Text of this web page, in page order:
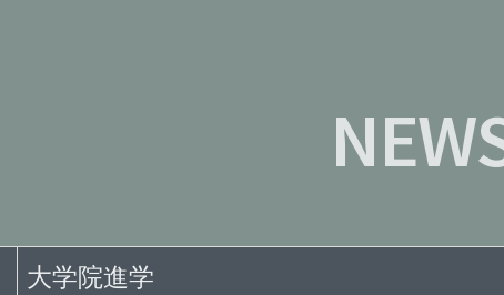
大学院進学